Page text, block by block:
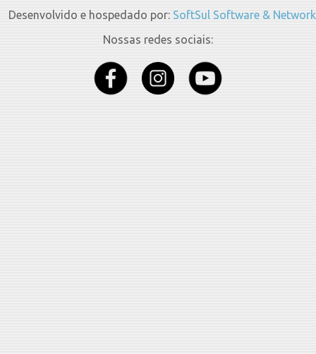
Desenvolvido e hospedado por: SoftSul Software & Network
Nossas redes sociais: